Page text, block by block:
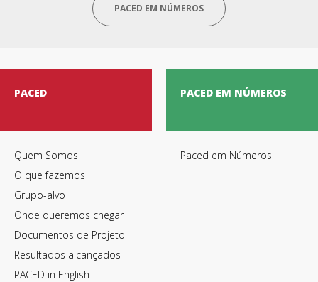
PACED EM NÚMEROS
PACED
Quem Somos
O que fazemos
Grupo-alvo
Onde queremos chegar
Documentos de Projeto
Resultados alcançados
PACED in English
PACED EM NÚMEROS
Paced em Números